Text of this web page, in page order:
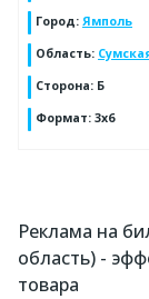
Город: Ямполь
Область:
Сторона: Б
Формат: 3х6
Реклама на
область) -
товара